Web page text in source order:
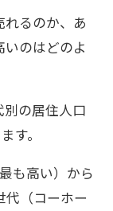
るのか、あ
のはどのよ
の居住人口
す。
も高い）から
代（コーホー